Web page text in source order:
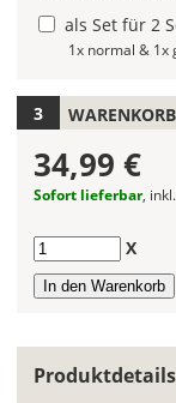
Die
jeweils
Größe
zeigt
die
erforderliche
Mindestgröße.
Soll
der
Autoaufkleber
werden?
Bild
als Set für 2
1x normal & 1x
34,99 €
Sofort lieferbar,
Anzahl X
Produktdetails